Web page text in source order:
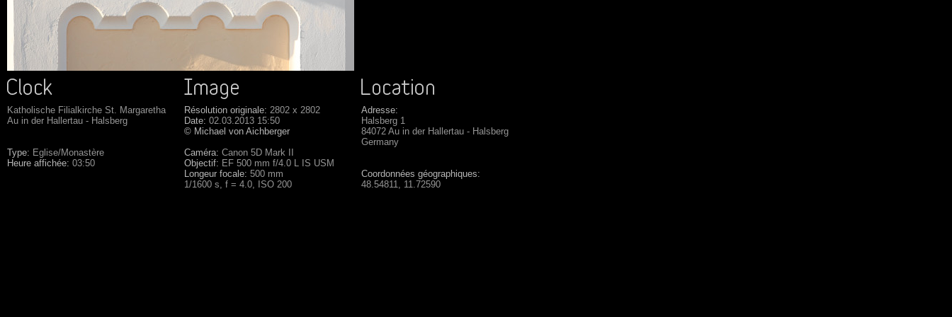
Katholische Filialkirche St. Margaretha
Au in der Hallertau - Halsberg
Type: Eglise/Monastère
Heure affichée: 03:50
Résolution originale: 2802 x 2802
Date: 02.03.2013 15:50
© Michael von Aichberger
Caméra: Canon 5D Mark II
Objectif: EF 500 mm f/4.0 L IS USM
Longeur focale: 500 mm
1/1600 s, f = 4.0, ISO 200
Adresse:
Halsberg 1
84072 Au in der Hallertau - Halsberg
Germany
Coordonnées géographiques:
48.54811, 11.72590